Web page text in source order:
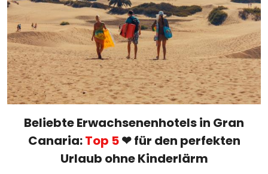
Beliebte Erwachsenenhotels in Gran
Canaria:Top 5❤ für den perfekten
Urlaub ohne Kinderlärm